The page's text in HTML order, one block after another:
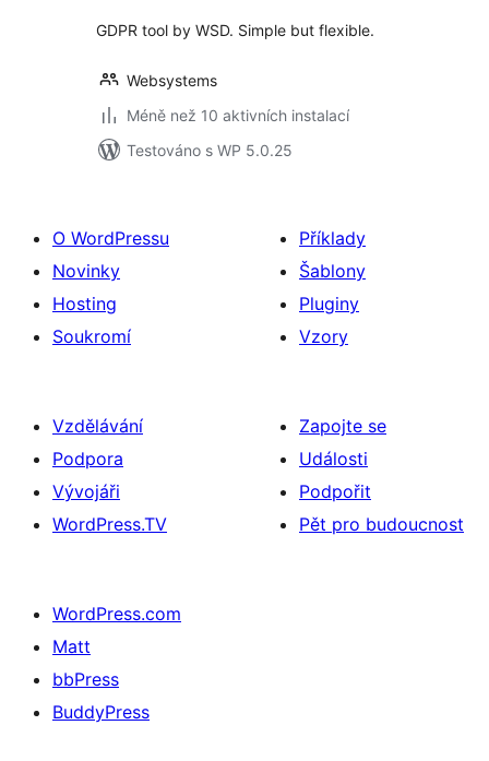
GDPR tool by WSD. Simple but flexible.
Websystems
Méně než 10 aktivních instalací
Testováno s WP 5.0.25
O WordPressu
Novinky
Hosting
Soukromí
Příklady
Šablony
Pluginy
Vzory
Vzdělávání
Podpora
Vývojáři
WordPress.TV
Zapojte se
Události
Podpořit
Pět pro budoucnost
WordPress.com
Matt
bbPress
BuddyPress